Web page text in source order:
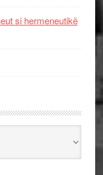
si hermeneutikë